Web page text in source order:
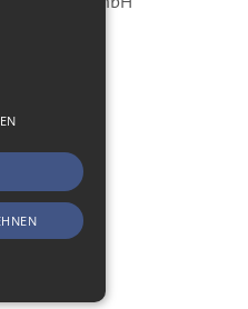
32 699